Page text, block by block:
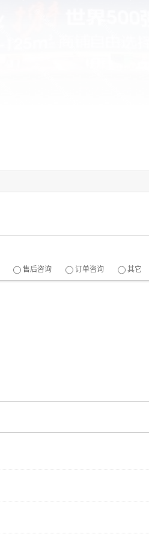
售后咨询 订单咨询 其它